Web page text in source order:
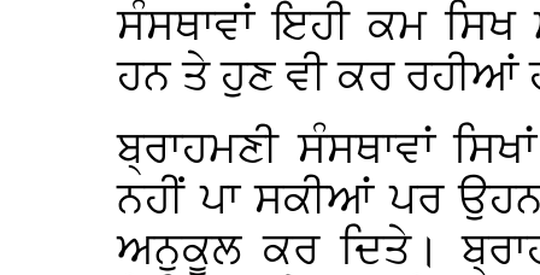
ਸੰਸਥਾਵਾਂ ਇਹੀ ਕਮ
ਹਨ ਤੇ ਹੁਣ ਵੀ ਕਰ ਰਹੀਆਂ
ਬ੍ਰਾਹਮਣੀ ਸੰਸਥਾਵਾਂ
ਨਹੀਂ ਪਾ ਸਕੀਆਂ ਪਰ
ਅਨੁਕੂਲ ਕਰ ਦਿਤੇ।